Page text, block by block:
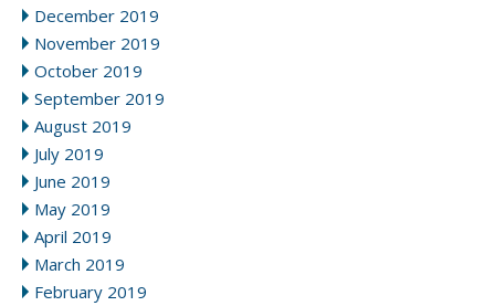
December 2019
November 2019
October 2019
September 2019
August 2019
July 2019
June 2019
May 2019
April 2019
March 2019
February 2019